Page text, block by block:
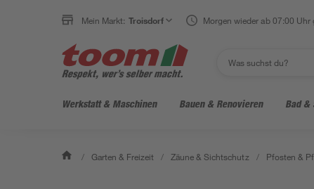
Mein Markt: Troisdorf Morgen wieder ab 07:00 Uhr
Werkstatt & Maschinen Bauen & Renovieren Bad &
/ Garten & Freizeit / Zäune & Sichtschutz / Pfosten &